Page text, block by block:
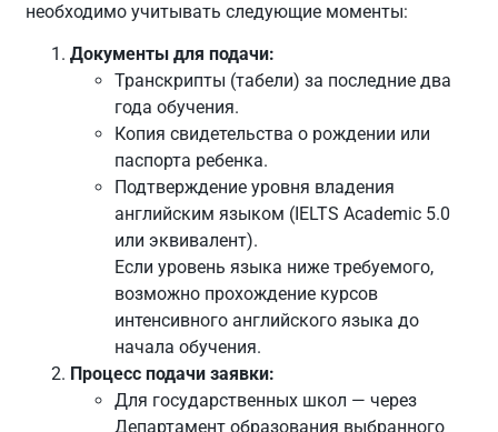
необходимо учитывать следующие моменты:
Документы для подачи:
Транскрипты (табели) за последние два
года обучения.
Копия свидетельства о рождении или
паспорта ребенка.
Подтверждение уровня владения
английским языком (IELTS Academic 5.0
или эквивалент).
Если уровень языка ниже требуемого,
возможно прохождение курсов
интенсивного английского языка до
начала обучения.
Процесс подачи заявки:
Для государственных школ — через
Департамент образования выбранного